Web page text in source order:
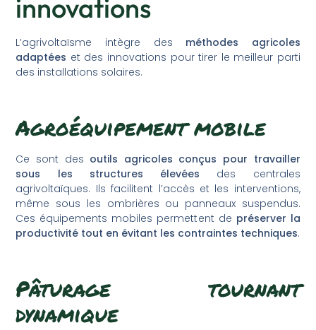
innovations
L’agrivoltaïsme intègre des méthodes agricoles
adaptées et des innovations pour tirer le meilleur parti
des installations solaires.
Agroéquipement mobile
Ce sont des outils agricoles conçus pour travailler
sous les structures élevées des centrales
agrivoltaïques. Ils facilitent l’accès et les interventions,
même sous les ombrières ou panneaux suspendus.
Ces équipements mobiles permettent de préserver la
productivité tout en évitant les contraintes techniques.
Pâturage tournant
dynamique